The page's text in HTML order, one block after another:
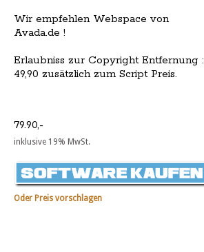
Wir empfehlen Webspace von
Avada.de !
Erlaubniss zur Copyright Entfernung :
49,90 zusätzlich zum Script Preis.
79.90,-
inklusive 19% MwSt.
Oder Preis vorschlagen